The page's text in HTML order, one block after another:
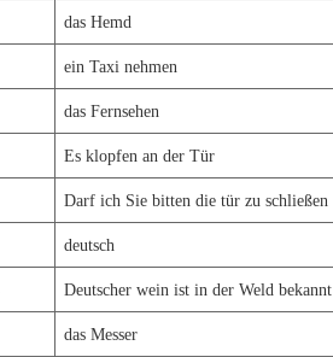
das Hemd
ein Taxi nehmen
das Fernsehen
Es klopfen an der Tür
Darf ich Sie bitten die tür zu schließen
deutsch
Deutscher wein ist in der Weld bekannt
das Messer